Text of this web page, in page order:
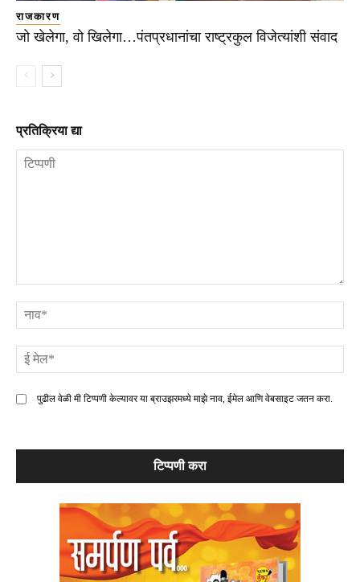
राजकारण
जो खेलेगा, वो खिलेगा…पंतप्रधानांचा राष्ट्रकुल विजेत्यांशी संवाद
प्रतिक्रिया द्या
पुढील वेळी मी टिप्पणी केल्यावर या ब्राउझरमध्ये माझे नाव, ईमेल आणि वेबसाइट जतन करा.